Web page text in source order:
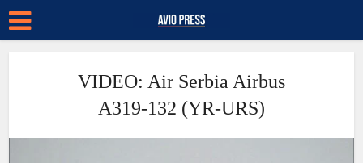
VIDEO: Air Serbia Airbus
A319-132 (YR-URS)